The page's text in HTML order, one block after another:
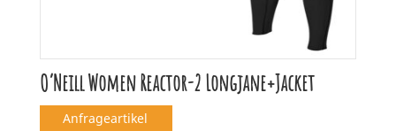
O’Neill Women Reactor-2 Longjane+Jacket
Anfrageartikel